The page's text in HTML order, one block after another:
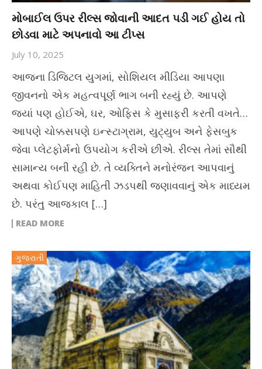
મોબાઈલ ઉપર રીલ્સ જોવાની આદત પડી ગઈ હોય તો
છોડવા માટે અપનાવો આ ટીપ્સ
July 10, 2025
આજના ડિજિટલ યુગમાં, સોશિયલ મીડિયા આપણા
જીવનનો એક મહત્વપૂર્ણ ભાગ બની રહ્યું છે. આપણે
જ્યાં પણ હોઈએ, ઘર, ઓફિસ કે મુસાફરી કરતી વખતે…
આપણે ચોક્કસપણે ઇન્સ્ટાગ્રામ, યુટ્યુબ અને ફેસબુક
જેવા પ્લેટફોર્મનો ઉપયોગ કરીએ છીએ. રીલ્સ તેમાં સૌથી
સામાન્ય બની રહી છે. તે વ્યક્તિને મનોરંજન આપવાનું
અથવા કોઈપણ માહિતી ઝડપથી જણાવવાનું એક માધ્યમ
છે. પરંતુ આજકાલ […]
READ MORE
ગુજરાતી